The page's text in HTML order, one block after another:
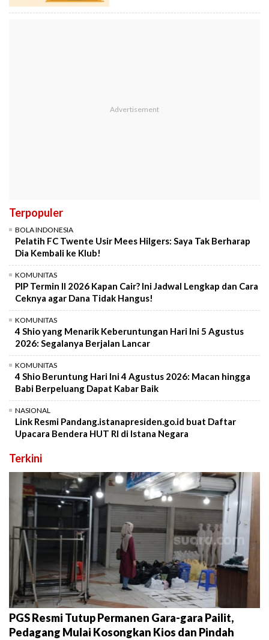
Terpopuler
BOLA INDONESIA
Pelatih FC Twente Usir Mees Hilgers: Saya Tak Berharap
Dia Kembali ke Klub!
KOMUNITAS
PIP Termin II 2026 Kapan Cair? Ini Jadwal Lengkap dan Cara
Ceknya agar Dana Tidak Hangus!
KOMUNITAS
4 Shio yang Menarik Keberuntungan Hari Ini 5 Agustus
2026: Segalanya Berjalan Lancar
KOMUNITAS
4 Shio Beruntung Hari Ini 4 Agustus 2026: Macan hingga
Babi Berpeluang Dapat Kabar Baik
NASIONAL
Link Resmi Pandang.istanapresiden.go.id buat Daftar
Upacara Bendera HUT RI di Istana Negara
Terkini
PGS Resmi Tutup Permanen Gara-gara Pailit,
Pedagang Mulai Kosongkan Kios dan Pindah